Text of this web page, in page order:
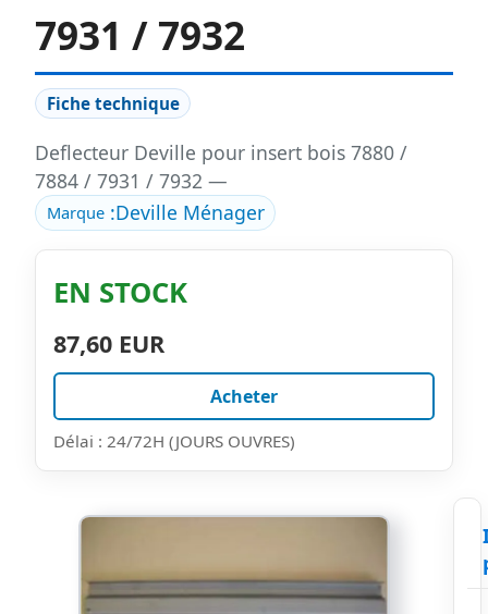
7931 / 7932
Fiche technique
Deflecteur Deville pour insert bois 7880 /
7884 / 7931 / 7932 —
Marque:Deville Ménager
EN STOCK
87,60 EUR
Acheter
Délai : 24/72H (JOURS OUVRES)